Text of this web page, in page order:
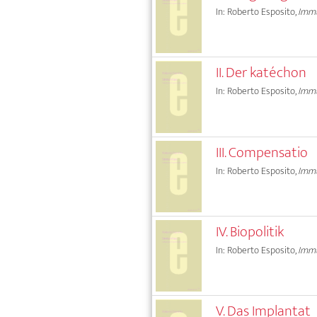
In: Roberto Esposito,
II. Der katéchon
In: Roberto Esposito,
III. Compensatio
In: Roberto Esposito,
IV. Biopolitik
In: Roberto Esposito,
V. Das Implantat